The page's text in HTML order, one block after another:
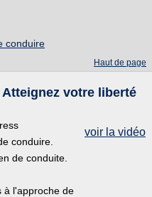
conduire
Haut de page
votre liberté
voir la vidéo
conduire.
de conduite.
à l'approche de